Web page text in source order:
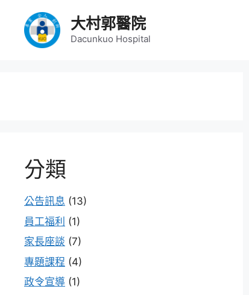
大村郭醫院
Dacunkuo Hospital
分類
公告訊息 (13)
員工福利 (1)
家長座談 (7)
專題課程 (4)
政令宣導 (1)